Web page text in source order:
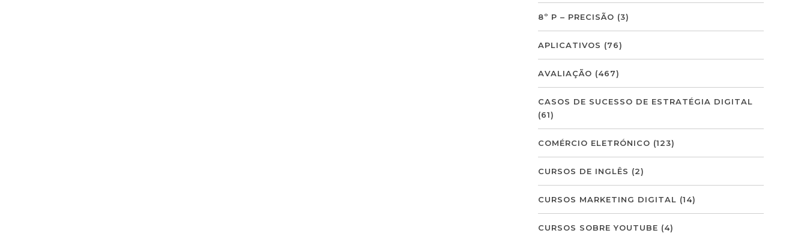
8º P – PRECISÃO (3)
APLICATIVOS (76)
AVALIAÇÃO (467)
CASOS DE SUCESSO DE ESTRATÉGIA DIGITAL
(61)
COMÉRCIO ELETRÓNICO (123)
CURSOS DE INGLÊS (2)
CURSOS MARKETING DIGITAL (14)
CURSOS SOBRE YOUTUBE (4)